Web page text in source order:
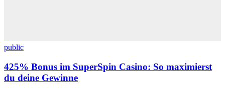
public
425% Bonus im SuperSpin Casino: So maximierst
du deine Gewinne